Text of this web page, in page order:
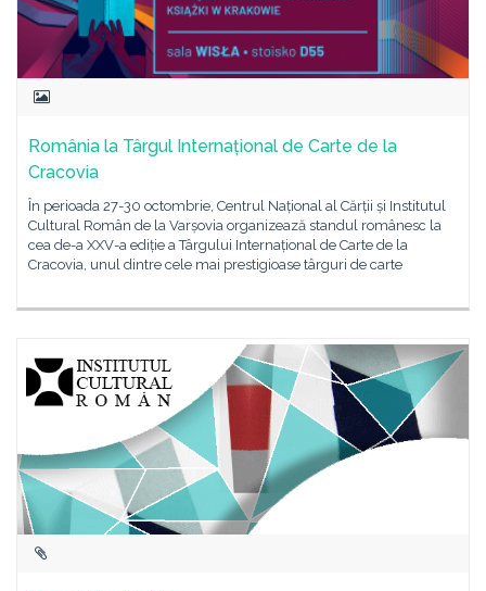
România la Târgul Internațional de Carte de la
Cracovia
În perioada 27-30 octombrie, Centrul Național al Cărții și Institutul
Cultural Român de la Varșovia organizează standul românesc la
cea de-a XXV-a ediție a Târgului Internațional de Carte de la
Cracovia, unul dintre cele mai prestigioase târguri de carte